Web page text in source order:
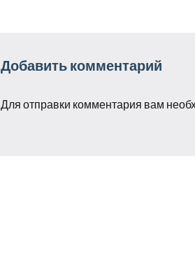
Добавить комментарий
Для отправки комментария вам